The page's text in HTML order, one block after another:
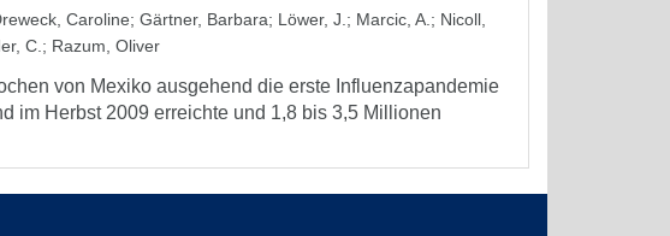
Caroline; Gärtner, Barbara; Löwer, J. ; Marcic, A. ; Nicoll,
C. ; Razum, Oliver
von Mexiko ausgehend die erste Influenzapandemie
im Herbst 2009 erreichte und 1,8 bis 3,5 Millionen